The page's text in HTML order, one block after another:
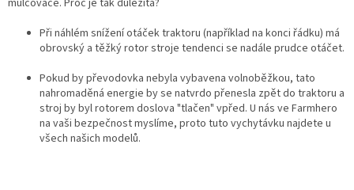
Při náhlém snížení otáček traktoru (například na konci řádku) má
obrovský a těžký rotor stroje tendenci se nadále prudce otáčet.
Pokud by převodovka nebyla vybavena volnoběžkou, tato
nahromaděná energie by se natvrdo přenesla zpět do traktoru a
stroj by byl rotorem doslova "tlačen" vpřed. U nás ve Farmhero
na vaši bezpečnost myslíme, proto tuto vychytávku najdete u
všech našich modelů.